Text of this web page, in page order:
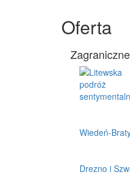
Oferta
Zagraniczne
Wiedeń-
Drezno i